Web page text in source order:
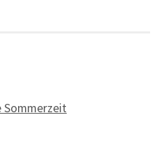
Sommerzeit